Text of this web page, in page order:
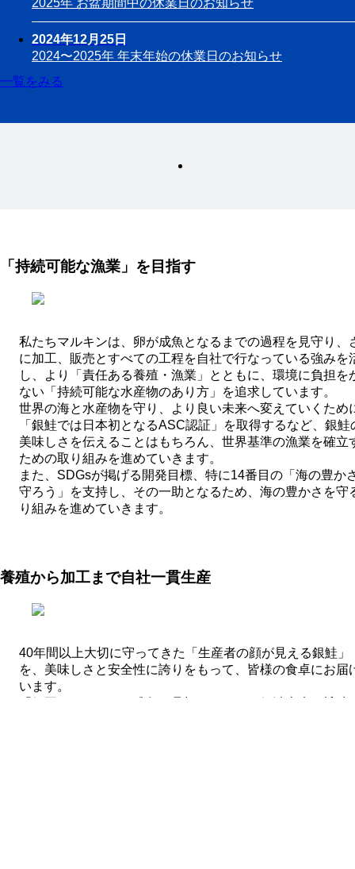
2025年 お盆期間中の休業日のお知らせ
2024年12月25日
2024〜2025年 年末年始の休業日のお知らせ
一覧をみる
「持続可能な漁業」を目指す
私たちマルキンは、卵が成魚となるまでの過程を見守り、
に加工、販売とすべての工程を自社で行なっている強みを
し、より「責任ある養殖・漁業」とともに、環境に負担を
ない「持続可能な水産物のあり方」を追求しています。
世界の海と水産物を守り、より良い未来へ変えていくため
「銀鮭では日本初となるASC認証」を取得するなど、銀鮭
美味しさを伝えることはもちろん、世界基準の漁業を確立
ための取り組みを進めていきます。
また、SDGsが掲げる開発目標、特に14番目の「海の豊か
守ろう」を支持し、その一助となるため、海の豊かさを守
り組みを進めていきます。
養殖から加工まで自社一貫生産
40年間以上大切に守ってきた「生産者の顔が見える銀鮭」
を、美味しさと安全性に誇りをもって、皆様の食卓にお届
います。